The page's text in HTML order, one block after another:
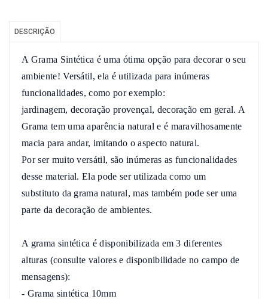
DESCRIÇÃO
A Grama Sintética é uma ótima opção para decorar o seu
ambiente! Versátil, ela é utilizada para inúmeras
funcionalidades, como por exemplo:
jardinagem, decoração provençal, decoração em geral. A
Grama tem uma aparência natural e é maravilhosamente
macia para andar, imitando o aspecto natural.
Por ser muito versátil, são inúmeras as funcionalidades
desse material. Ela pode ser utilizada como um
substituto da grama natural, mas também pode ser uma
parte da decoração de ambientes.
A grama sintética é disponibilizada em 3 diferentes
alturas (consulte valores e disponibilidade no campo de
mensagens):
- Grama sintética 10mm